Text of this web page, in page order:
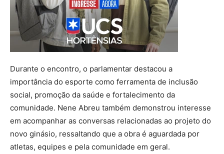
Durante o encontro, o parlamentar destacou a
importância do esporte como ferramenta de inclusão
social, promoção da saúde e fortalecimento da
comunidade. Nene Abreu também demonstrou interesse
em acompanhar as conversas relacionadas ao projeto do
novo ginásio, ressaltando que a obra é aguardada por
atletas, equipes e pela comunidade em geral.